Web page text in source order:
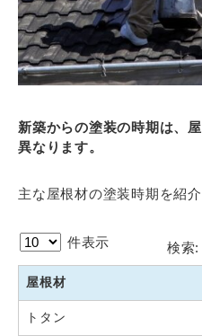
新築からの塗装の時期は、
異なります。
主な屋根材の塗装時期を紹介
件表示 検索:
屋根材
トタン